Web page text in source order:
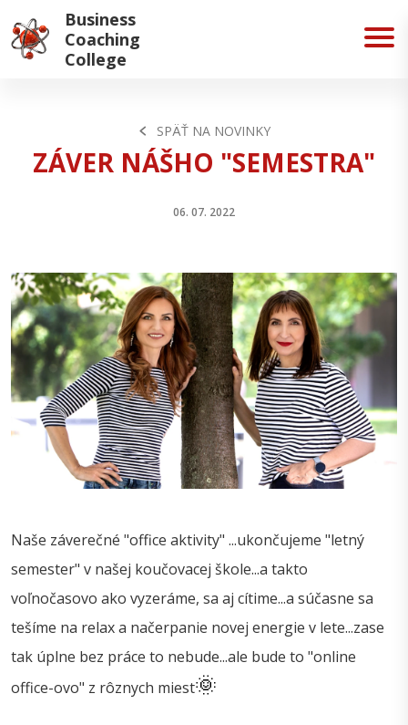
Business
Coaching
College
SPÄŤ NA NOVINKY
ZÁVER NÁŠHO "SEMESTRA"
06. 07. 2022
Naše záverečné "office aktivity" ...ukončujeme "letný
semester" v našej koučovacej škole...a takto
voľnočasovo ako vyzeráme, sa aj cítime...a súčasne sa
tešíme na relax a načerpanie novej energie v lete...zase
tak úplne bez práce to nebude...ale bude to "online
office-ovo" z rôznych miest🌞